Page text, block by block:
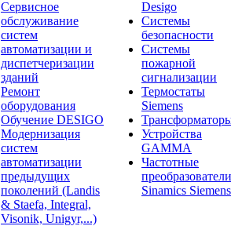
Сервисное
обслуживание
систем
автоматизации и
диспетчеризации
зданий
Ремонт
оборудования
Обучение DESIGO
Модернизация
систем
автоматизации
предыдущих
поколений (Landis
& Staefa, Integral,
Visonik, Unigyr,...)
Desigo
Системы
безопасности
Системы
пожарной
сигнализации
Термостаты
Siemens
Устройства
GAMMA
Частотные
преобразователи
Sinamics Siemens